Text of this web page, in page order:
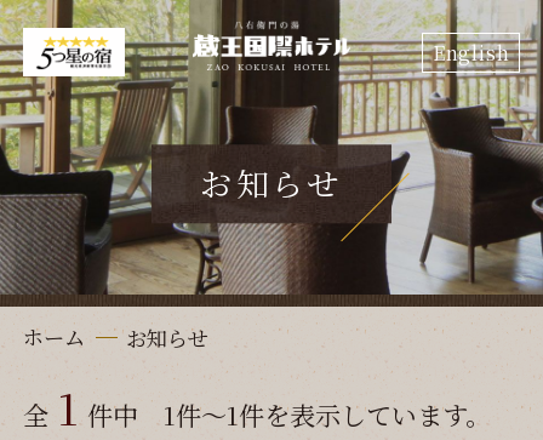
English
お知らせ
ホーム お知らせ
全 1 件中 1件～1件を表示しています。